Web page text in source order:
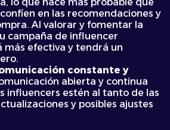
en las recomendaciones y
Al valorar y fomentar la
campaña de influencer
más efectiva y tendrá un
constante y
abierta y continua
influencers estén al tanto de las
y posibles ajustes